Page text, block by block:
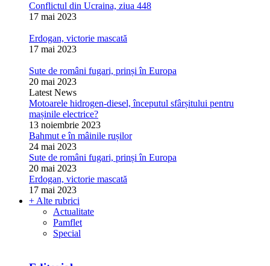
Conflictul din Ucraina, ziua 448
17 mai 2023
Erdogan, victorie mascată
17 mai 2023
Sute de români fugari, prinși în Europa
20 mai 2023
Latest News
Motoarele hidrogen-diesel, începutul sfârșitului pentru
mașinile electrice?
13 noiembrie 2023
Bahmut e în mâinile rușilor
24 mai 2023
Sute de români fugari, prinși în Europa
20 mai 2023
Erdogan, victorie mascată
17 mai 2023
+ Alte rubrici
Actualitate
Pamflet
Special